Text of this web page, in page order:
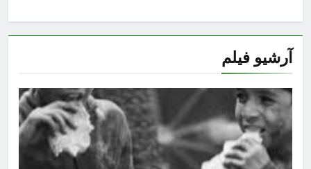
آرشیو فیلم